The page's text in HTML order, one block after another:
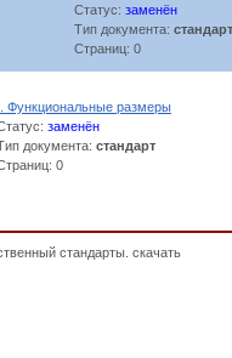
Статус: заменён
Тип документа: стандарт
Страниц: 0
Функциональные размеры
заменён
документа: стандарт
0
стандарты. скачать